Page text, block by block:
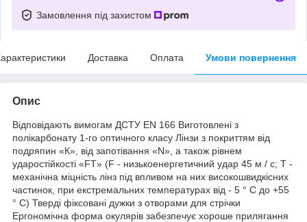
Замовлення під захистом
Доставка Оплата Умови повернення
Опис
Відповідають вимогам ДСТУ EN 166 Виготовлені з
полікарбонату 1-го оптичного класу Лінзи з покриттям від
подряпин «К», від запотівання «N», а також рівнем
ударостійкості «FT» (F - низькоенергетичний удар 45 м / с; T -
механічна міцність лінз під впливом на них високошвидкісних
частинок, при екстремальних температурах від - 5 ° C до +55
° C) Тверді фіксовані дужки з отворами для стрічки
Ергономічна форма окулярів забезпечує хороше прилягання